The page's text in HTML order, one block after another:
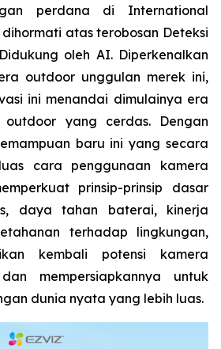
perdana di International
atas terobosan Deteksi
oleh AI. Diperkenalkan
outdoor unggulan merek ini,
ini menandai dimulainya era
yang cerdas. Dengan
baru ini yang secara
cara penggunaan kamera
prinsip-prinsip dasar
daya tahan baterai, kinerja
terhadap lingkungan,
kembali potensi kamera
mempersiapkannya untuk
dunia nyata yang lebih luas.